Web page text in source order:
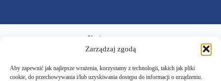
Zarządzaj zgodą
Aby zapewnić jak najlepsze wrażenia, korzystamy z technologii, takich jak pliki
cookie, do przechowywania i/lub uzyskiwania dostępu do informacji o urządzeniu.
Napisz
sekretariat@zsczarnkow.edu.pl